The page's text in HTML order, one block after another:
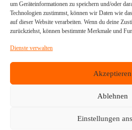
um Geräteinformationen zu speichern und/oder
Technologien zustimmst, können wir Daten wie
auf dieser Website verarbeiten. Wenn du deine
zurückziehst, können bestimmte Merkmale und
Dienste verwalten
Akzeptieren
Ablehnen
Einstellungen
Modernste Regelungstechnik für die